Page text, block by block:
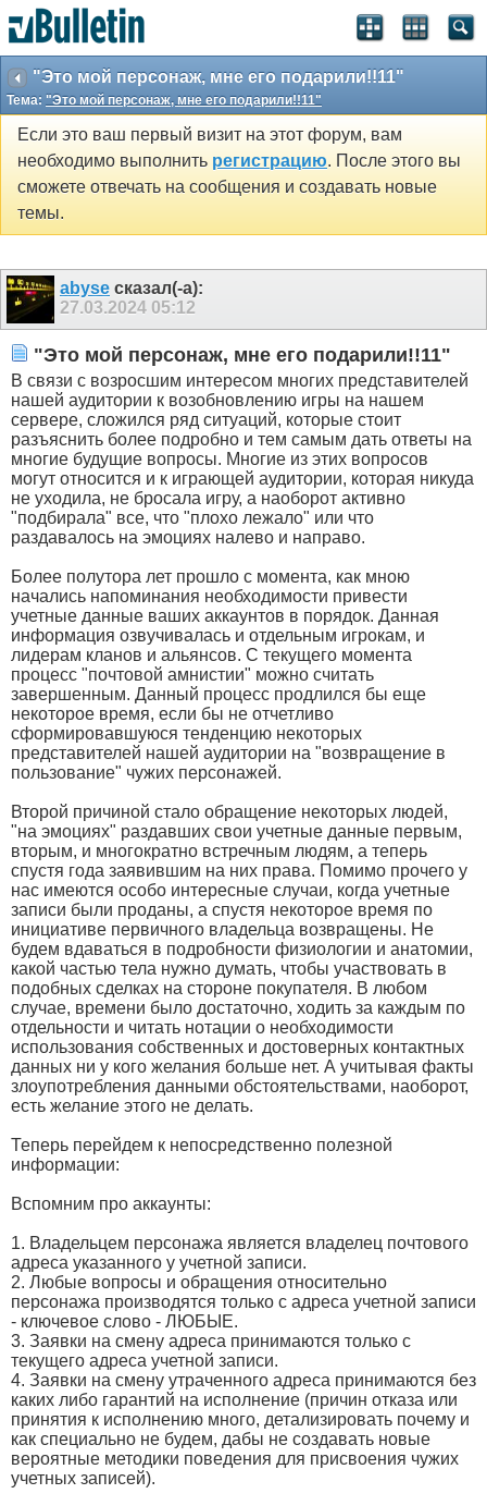
"Это мой персонаж, мне его подарили!!11"
Тема: "Это мой персонаж, мне его подарили!!11"
Если это ваш первый визит на этот форум, вам
необходимо выполнить регистрацию. После этого вы
сможете отвечать на сообщения и создавать новые
темы.
abyse сказал(-а):
27.03.2024 05:12
"Это мой персонаж, мне его подарили!!11"
В связи с возросшим интересом многих представителей
нашей аудитории к возобновлению игры на нашем
сервере, сложился ряд ситуаций, которые стоит
разъяснить более подробно и тем самым дать ответы на
многие будущие вопросы. Многие из этих вопросов
могут относится и к играющей аудитории, которая никуда
не уходила, не бросала игру, а наоборот активно
"подбирала" все, что "плохо лежало" или что
раздавалось на эмоциях налево и направо.
Более полутора лет прошло с момента, как мною
начались напоминания необходимости привести
учетные данные ваших аккаунтов в порядок. Данная
информация озвучивалась и отдельным игрокам, и
лидерам кланов и альянсов. С текущего момента
процесс "почтовой амнистии" можно считать
завершенным. Данный процесс продлился бы еще
некоторое время, если бы не отчетливо
сформировавшуюся тенденцию некоторых
представителей нашей аудитории на "возвращение в
пользование" чужих персонажей.
Второй причиной стало обращение некоторых людей,
"на эмоциях" раздавших свои учетные данные первым,
вторым, и многократно встречным людям, а теперь
спустя года заявившим на них права. Помимо прочего у
нас имеются особо интересные случаи, когда учетные
записи были проданы, а спустя некоторое время по
инициативе первичного владельца возвращены. Не
будем вдаваться в подробности физиологии и анатомии,
какой частью тела нужно думать, чтобы участвовать в
подобных сделках на стороне покупателя. В любом
случае, времени было достаточно, ходить за каждым по
отдельности и читать нотации о необходимости
использования собственных и достоверных контактных
данных ни у кого желания больше нет. А учитывая факты
злоупотребления данными обстоятельствами, наоборот,
есть желание этого не делать.
Теперь перейдем к непосредственно полезной
информации:
Вспомним про аккаунты:
1. Владельцем персонажа является владелец почтового
адреса указанного у учетной записи.
2. Любые вопросы и обращения относительно
персонажа производятся только с адреса учетной записи
- ключевое слово - ЛЮБЫЕ.
3. Заявки на смену адреса принимаются только с
текущего адреса учетной записи.
4. Заявки на смену утраченного адреса принимаются без
каких либо гарантий на исполнение (причин отказа или
принятия к исполнению много, детализировать почему и
как специально не будем, дабы не создавать новые
вероятные методики поведения для присвоения чужих
учетных записей).